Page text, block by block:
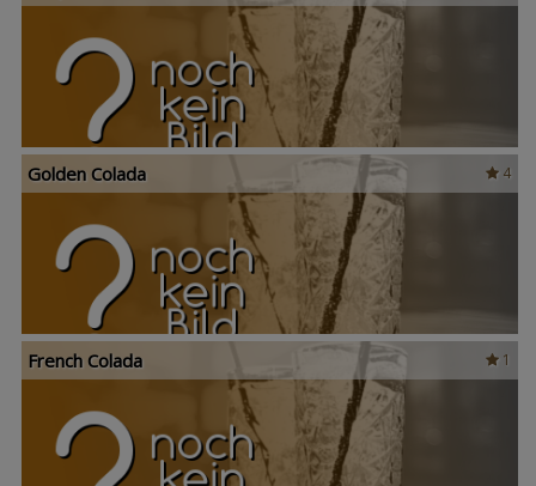
4
Golden Colada
1
French Colada